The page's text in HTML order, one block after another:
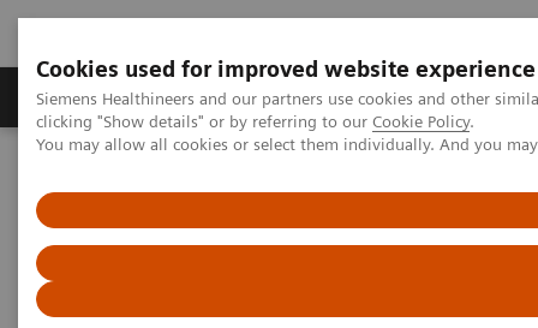
Cookies used for improved website experience
Siemens Healthineers and our partners use cookies and other
clicking "Show details" or by referring to our Cookie Policy.
You may allow all cookies or select them individually. And you
Продукты и решения Клинические
Универсальная ангиография
Система Artis zee с потолочным креплением
Система Artis zee с